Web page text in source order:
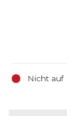
Nicht auf